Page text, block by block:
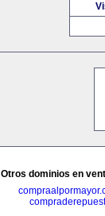
Otros dominios en